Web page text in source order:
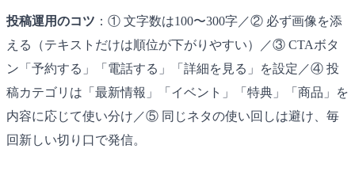
投稿運用のコツ ：① 文字数は100〜300字／② 必ず画像を添
える（テキストだけは順位が下がりやすい）／③ CTAボタ
ン「予約する」「電話する」「詳細を見る」を設定／④ 投
稿カテゴリは「最新情報」「イベント」「特典」「商品」を
内容に応じて使い分け／⑤ 同じネタの使い回しは避け、毎
回新しい切り口で発信。